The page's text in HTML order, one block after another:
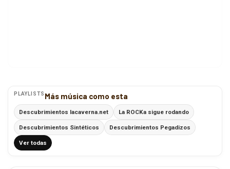
PLAYLISTS Más música como esta
Descubrimientos lacaverna.net La ROCKa sigue rodando
Descubrimientos Sintéticos Descubrimientos Pegadizos
Ver todas